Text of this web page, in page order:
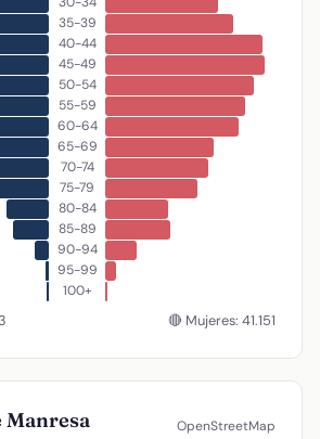
35-39
40-44
45-49
50-54
55-59
60-64
65-69
70-74
75-79
80-84
85-89
90-94
95-99
100+
🔴 Mujeres: 41.151
Manresa OpenStreetMap